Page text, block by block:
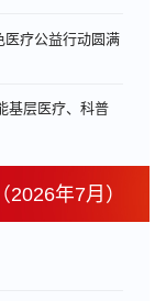
医疗公益行动圆满
基层医疗、科普
年7月）